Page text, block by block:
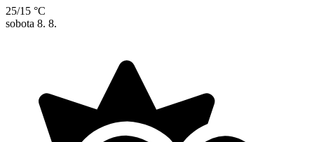
25/15 °C
sobota 8. 8.